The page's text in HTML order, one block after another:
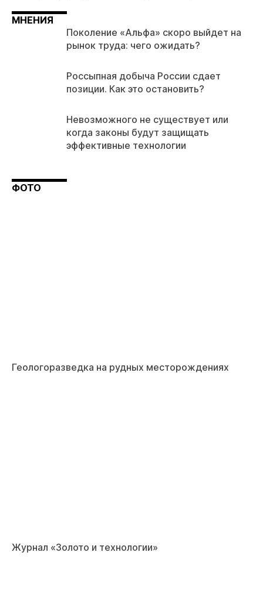
МНЕНИЯ
Поколение «Альфа» скоро выйдет на
рынок труда: чего ожидать?
Россыпная добыча России сдает
позиции. Как это остановить?
Невозможного не существует или
когда законы будут защищать
эффективные технологии
ФОТО
Геологоразведка на рудных месторождениях
Журнал «Золото и технологии»